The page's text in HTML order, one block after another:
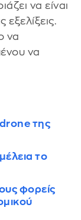
να είναι
να
να
της
το
φορείς